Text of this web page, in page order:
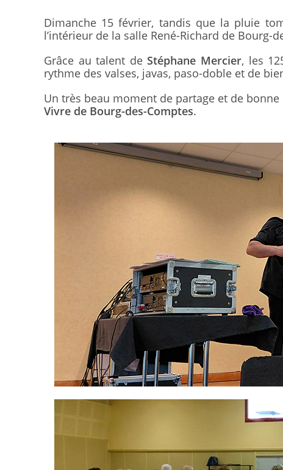
Dimanche 15 février, tandis que la pluie
l’intérieur de la salle René-Richard de Bourg-
Grâce au talent de Stéphane Mercier, les
rythme des valses, javas, paso-doble et de
Un très beau moment de partage et de
Vivre de Bourg-des-Comptes.